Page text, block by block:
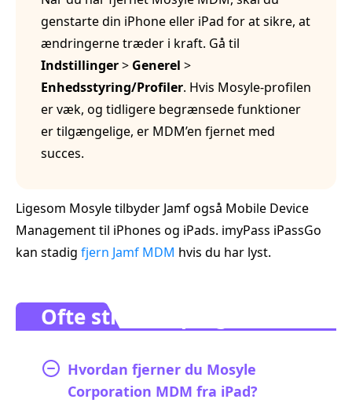
genstarte din iPhone eller iPad for at sikre, at
ændringerne træder i kraft. Gå til
Indstillinger> Generel >
Enhedsstyring/Profiler. Hvis Mosyle‑profilen
er væk, og tidligere begrænsede funktioner
er tilgængelige, er MDM’en fjernet med
succes.
Ligesom Mosyle tilbyder Jamf også Mobile Device
Management til iPhones og iPads. imyPass iPassGo
kan stadig fjern Jamf MDM hvis du har lyst.
Ofte stillede spørgsmål.
Hvordan fjerner du Mosyle
Corporation MDM fra iPad?